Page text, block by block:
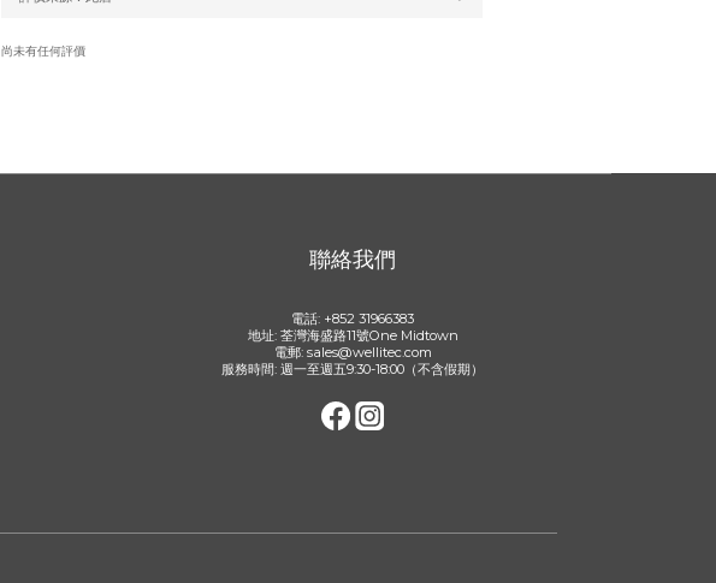
尚未有任何評價
聯絡我們
電話: +852 31966383
地址: 荃灣海盛路11號One Midtown
電郵: sales@wellitec.com
服務時間: 週一至週五9:30-18:00（不含假期）